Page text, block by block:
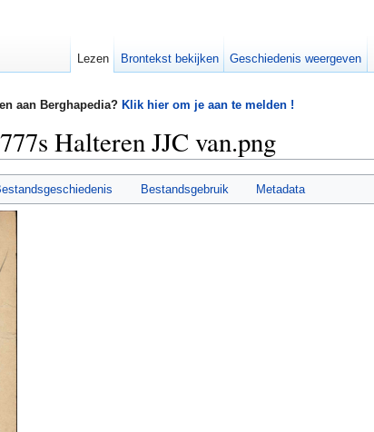
aan Berghapedia? Klik hier om je aan te melden !
Halteren JJC van.png
Bestandsgebruik Metadata
Lezen Brontekst bekijken Geschiedenis weergeven